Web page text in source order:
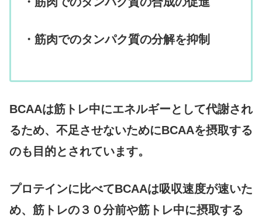
・筋肉でのタンパク質の分解を抑制
BCAAは筋トレ中にエネルギーとして代謝され
るため、不足させないためにBCAAを摂取する
のも目的とされています。
プロテインに比べてBCAAは吸収速度が速いた
め、筋トレの３０分前や筋トレ中に摂取する